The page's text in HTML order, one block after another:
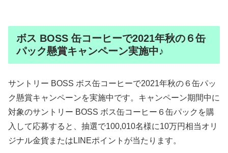
ボス BOSS 缶コーヒーで2021年秋の６缶
パック懸賞キャンペーン実施中♪
サントリー BOSS ボス缶コーヒーで2021年秋の６缶パッ
ク懸賞キャンペーンを実施中です。キャンペーン期間中に
対象のサントリー BOSS ボス缶コーヒー６缶パックを購
入して応募すると、抽選で100,010名様に10万円相当オリ
ジナル金貨またはLINEポイントが当たります。